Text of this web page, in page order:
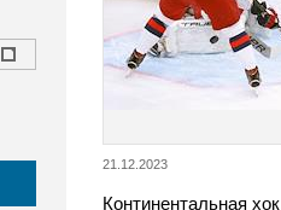
21.12.2023
Континентальная